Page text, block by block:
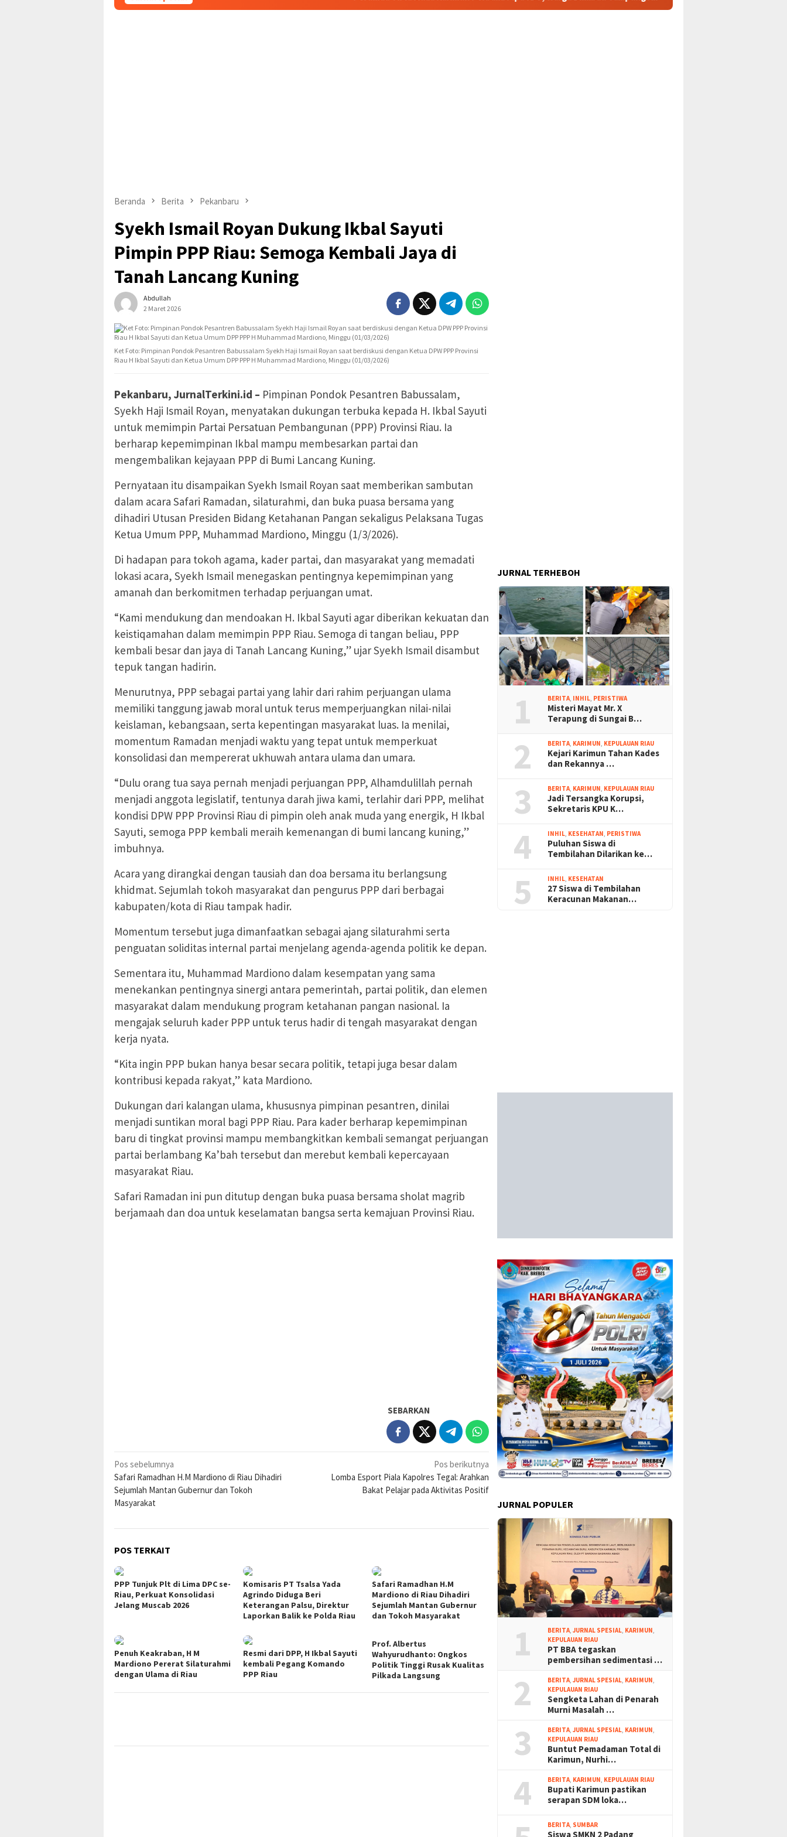
Beranda Berita Pekanbaru
Syekh Ismail Royan Dukung Ikbal Sayuti
Pimpin PPP Riau: Semoga Kembali Jaya di
Tanah Lancang Kuning
Abdullah
2 Maret 2026
Ket Foto: Pimpinan Pondok Pesantren Babussalam Syekh Haji Ismail Royan saat berdiskusi dengan Ketua DPW PPP Provinsi
Riau H Ikbal Sayuti dan Ketua Umum DPP PPP H Muhammad Mardiono, Minggu (01/03/2026)
Pekanbaru, JurnalTerkini.id – Pimpinan Pondok Pesantren Babussalam,
Syekh Haji Ismail Royan, menyatakan dukungan terbuka kepada H. Ikbal Sayuti
untuk memimpin Partai Persatuan Pembangunan (PPP) Provinsi Riau. Ia
berharap kepemimpinan Ikbal mampu membesarkan partai dan
mengembalikan kejayaan PPP di Bumi Lancang Kuning.
Pernyataan itu disampaikan Syekh Ismail Royan saat memberikan sambutan
dalam acara Safari Ramadan, silaturahmi, dan buka puasa bersama yang
dihadiri Utusan Presiden Bidang Ketahanan Pangan sekaligus Pelaksana Tugas
Ketua Umum PPP, Muhammad Mardiono, Minggu (1/3/2026).
Di hadapan para tokoh agama, kader partai, dan masyarakat yang memadati
lokasi acara, Syekh Ismail menegaskan pentingnya kepemimpinan yang
amanah dan berkomitmen terhadap perjuangan umat.
“Kami mendukung dan mendoakan H. Ikbal Sayuti agar diberikan kekuatan dan
keistiqamahan dalam memimpin PPP Riau. Semoga di tangan beliau, PPP
kembali besar dan jaya di Tanah Lancang Kuning,” ujar Syekh Ismail disambut
tepuk tangan hadirin.
Menurutnya, PPP sebagai partai yang lahir dari rahim perjuangan ulama
memiliki tanggung jawab moral untuk terus memperjuangkan nilai-nilai
keislaman, kebangsaan, serta kepentingan masyarakat luas. Ia menilai,
momentum Ramadan menjadi waktu yang tepat untuk memperkuat
konsolidasi dan mempererat ukhuwah antara ulama dan umara.
“Dulu orang tua saya pernah menjadi perjuangan PPP, Alhamdulillah pernah
menjadi anggota legislatif, tentunya darah jiwa kami, terlahir dari PPP, melihat
kondisi DPW PPP Provinsi Riau di pimpin oleh anak muda yang energik, H Ikbal
Sayuti, semoga PPP kembali meraih kemenangan di bumi lancang kuning,”
imbuhnya.
Acara yang dirangkai dengan tausiah dan doa bersama itu berlangsung
khidmat. Sejumlah tokoh masyarakat dan pengurus PPP dari berbagai
kabupaten/kota di Riau tampak hadir.
Momentum tersebut juga dimanfaatkan sebagai ajang silaturahmi serta
penguatan soliditas internal partai menjelang agenda-agenda politik ke depan.
Sementara itu, Muhammad Mardiono dalam kesempatan yang sama
menekankan pentingnya sinergi antara pemerintah, partai politik, dan elemen
masyarakat dalam mendukung program ketahanan pangan nasional. Ia
mengajak seluruh kader PPP untuk terus hadir di tengah masyarakat dengan
kerja nyata.
“Kita ingin PPP bukan hanya besar secara politik, tetapi juga besar dalam
kontribusi kepada rakyat,” kata Mardiono.
Dukungan dari kalangan ulama, khususnya pimpinan pesantren, dinilai
menjadi suntikan moral bagi PPP Riau. Para kader berharap kepemimpinan
baru di tingkat provinsi mampu membangkitkan kembali semangat perjuangan
partai berlambang Ka’bah tersebut dan merebut kembali kepercayaan
masyarakat Riau.
Safari Ramadan ini pun ditutup dengan buka puasa bersama sholat magrib
berjamaah dan doa untuk keselamatan bangsa serta kemajuan Provinsi Riau.
SEBARKAN
Navigasi
pos
Pos sebelumnya
Safari Ramadhan H.M Mardiono di Riau Dihadiri
Sejumlah Mantan Gubernur dan Tokoh
Masyarakat
Pos berikutnya
Lomba Esport Piala Kapolres Tegal: Arahkan
Bakat Pelajar pada Aktivitas Positif
POS TERKAIT
PPP Tunjuk Plt di Lima DPC se-
Riau, Perkuat Konsolidasi
Jelang Muscab 2026
Komisaris PT Tsalsa Yada
Agrindo Diduga Beri
Keterangan Palsu, Direktur
Laporkan Balik ke Polda Riau
Safari Ramadhan H.M
Mardiono di Riau Dihadiri
Sejumlah Mantan Gubernur
dan Tokoh Masyarakat
Penuh Keakraban, H M
Mardiono Pererat Silaturahmi
dengan Ulama di Riau
Resmi dari DPP, H Ikbal Sayuti
kembali Pegang Komando
PPP Riau
Prof. Albertus
Wahyurudhanto: Ongkos
Politik Tinggi Rusak Kualitas
Pilkada Langsung
JURNAL TERHEBOH
1 BERITA INHIL PERISTIWA
Misteri Mayat Mr. X
Terapung di Sungai B…
2 BERITA KARIMUN KEPULAUAN RIAU
Kejari Karimun Tahan Kades
dan Rekannya …
3 BERITA KARIMUN KEPULAUAN RIAU
Jadi Tersangka Korupsi,
Sekretaris KPU K…
4 INHIL KESEHATAN PERISTIWA
Puluhan Siswa di
Tembilahan Dilarikan ke…
5 INHIL KESEHATAN
27 Siswa di Tembilahan
Keracunan Makanan…
JURNAL POPULER
1 BERITA,JURNAL SPESIAL, KARIMUN,
KEPULAUAN RIAU
PT BBA tegaskan
pembersihan sedimentasi …
2 BERITA,JURNAL SPESIAL, KARIMUN,
KEPULAUAN RIAU
Sengketa Lahan di Penarah
Murni Masalah …
3 BERITA,JURNAL SPESIAL, KARIMUN,
KEPULAUAN RIAU
Buntut Pemadaman Total di
Karimun, Nurhi…
4 BERITA, KARIMUN, KEPULAUAN RIAU
Bupati Karimun pastikan
serapan SDM loka…
BERITA, SUMBAR
Siswa SMKN 2 Padang